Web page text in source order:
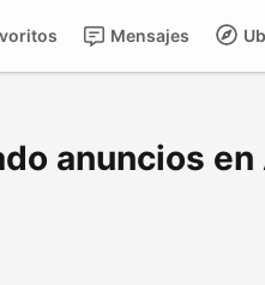
Mensajes
anuncios en